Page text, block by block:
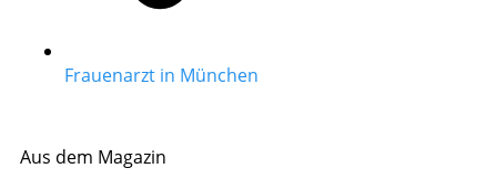
Frauenarzt in München
Aus dem Magazin